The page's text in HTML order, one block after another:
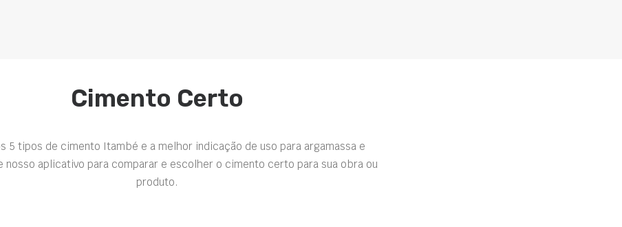
Cimento Certo
5 tipos de cimento Itambé e a melhor indicação de uso para argamassa e
nosso aplicativo para comparar e escolher o cimento certo para sua obra ou
produto.